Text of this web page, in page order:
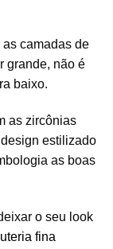
camadas de
grande, não é
baixo.
as zircônias
estilizado
as boas
o seu look
fina